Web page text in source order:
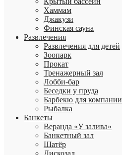
Хаммам
Джакузи
Финская сауна
Развлечения
Развлечения для детей
Зоопарк
Прокат
Тренажерный зал
Лобби-бар
Беседки у пруда
Барбекю для компании
Рыбалка
Банкеты
Веранда «У залива»
Банкетный зал
Шатёр
Дискозал